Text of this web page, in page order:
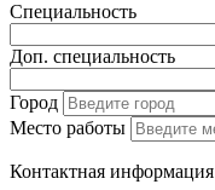
Специальность
Доп. специальность
Город
Место работы
Контактная информация